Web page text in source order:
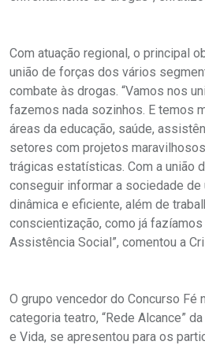
Com atuação regional, o principal
união de forças dos vários
combate às drogas. “Vamos nos
fazemos nada sozinhos. E temos
áreas da educação, saúde,
setores com projetos
trágicas estatísticas. Com a união
conseguir informar a sociedade de
dinâmica e eficiente, além de
conscientização, como já
Assistência Social”, comentou a
O grupo vencedor do Concurso Fé
categoria teatro, “Rede Alcance”
e Vida, se apresentou para os